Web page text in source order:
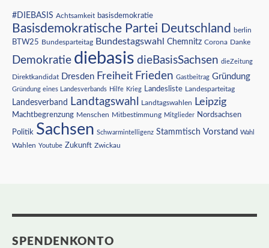
#DIEBASIS Achtsamkeit basisdemokratie
Basisdemokratische Partei Deutschland berlin
BTW25 Bundesparteitag Bundestagswahl Chemnitz Corona Danke
Demokratie diebasis dieBasisSachsen dieZeitung
Direktkandidat Dresden Freiheit Frieden Gastbeitrag Gründung
Gründung eines Landesverbands Hilfe Krieg Landesliste Landesparteitag
Landesverband Landtagswahl Landtagswahlen Leipzig
Machtbegrenzung Menschen Mitbestimmung Mitglieder Nordsachsen
Politik Sachsen Schwarmintelligenz Stammtisch Vorstand Wahl
Wahlen Youtube Zukunft Zwickau
SPENDENKONTO